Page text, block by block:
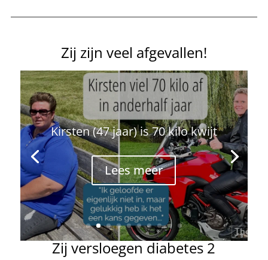
Zij zijn veel afgevallen!
Kirsten (47 jaar) is 70 kilo kwijt
Lees meer
Zij versloegen diabetes 2